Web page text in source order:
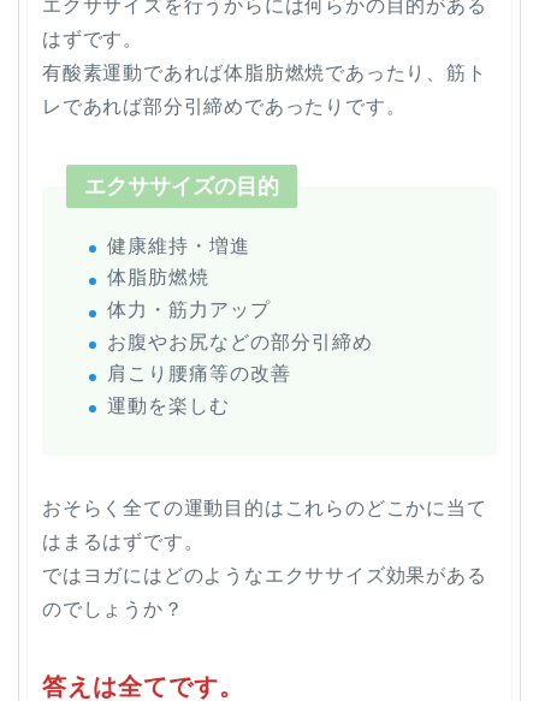
エクササイズを行うからには何らかの目的がある
はずです。
有酸素運動であれば体脂肪燃焼であったり、筋ト
レであれば部分引締めであったりです。
エクササイズの目的
健康維持・増進
体脂肪燃焼
体力・筋力アップ
お腹やお尻などの部分引締め
肩こり腰痛等の改善
運動を楽しむ
おそらく全ての運動目的はこれらのどこかに当て
はまるはずです。
ではヨガにはどのようなエクササイズ効果がある
のでしょうか？
答えは全てです。